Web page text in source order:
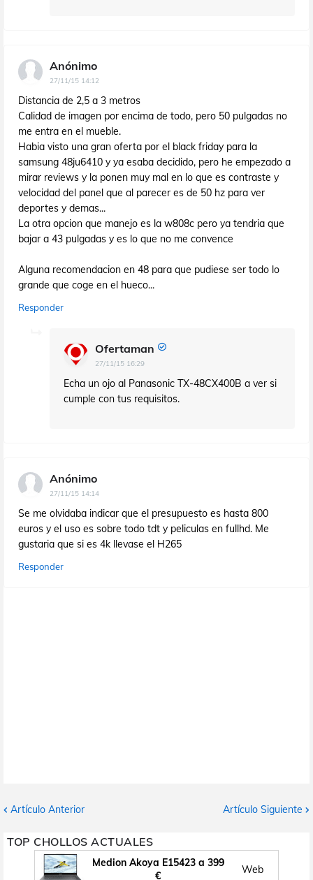
Anónimo
27/11/15 14:12
Distancia de 2,5 a 3 metros
Calidad de imagen por encima de todo, pero 50 pulgadas no
me entra en el mueble.
Habia visto una gran oferta por el black friday para la
samsung 48ju6410 y ya esaba decidido, pero he empezado a
mirar reviews y la ponen muy mal en lo que es contraste y
velocidad del panel que al parecer es de 50 hz para ver
deportes y demas...
La otra opcion que manejo es la w808c pero ya tendria que
bajar a 43 pulgadas y es lo que no me convence
Alguna recomendacion en 48 para que pudiese ser todo lo
grande que coge en el hueco...
Responder
Ofertaman
27/11/15 16:29
Echa un ojo al Panasonic TX-48CX400B a ver si
cumple con tus requisitos.
Anónimo
27/11/15 14:14
Se me olvidaba indicar que el presupuesto es hasta 800
euros y el uso es sobre todo tdt y peliculas en fullhd. Me
gustaria que si es 4k llevase el H265
Responder
Artículo Anterior Artículo Siguiente
TOP CHOLLOS ACTUALES
Medion Akoya E15423 a 399
€
Web